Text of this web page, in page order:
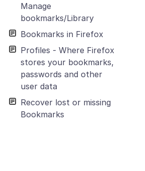
Manage
bookmarks/Library
Bookmarks in Firefox
Profiles - Where Firefox
stores your bookmarks,
passwords and other
user data
Recover lost or missing
Bookmarks